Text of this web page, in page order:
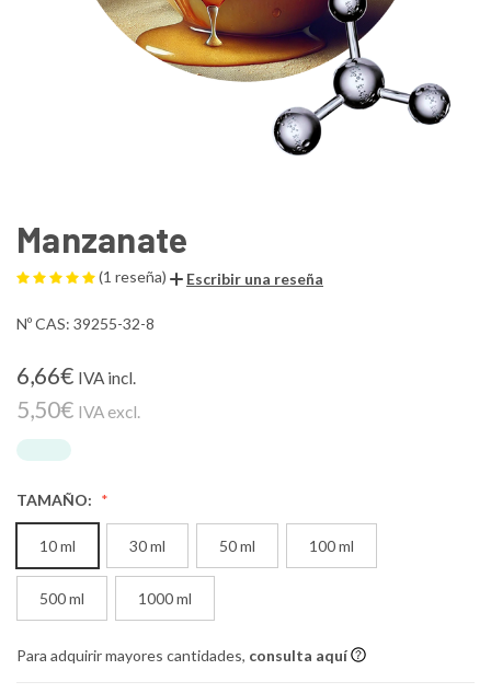
Manzanate
(1 reseña) Escribir una reseña
Nº CAS: 39255-32-8
6,66€ IVA incl.
5,50€ IVA excl.
TAMAÑO:
10 ml 30 ml 50 ml 100 ml
500 ml 1000 ml
Para adquirir mayores cantidades, consulta aquí